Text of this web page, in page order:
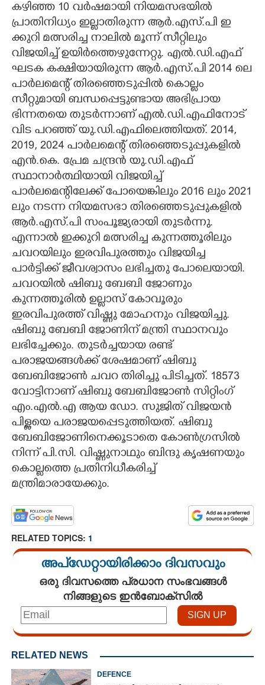
കഴിഞ്ഞ 10 വർഷമായി നിയമസഭയിൽ
പ്രാതിനിധ്യം ഇല്ലാതിരുന്ന ആർ.എസ്.പി ഇ
ക്കുറി മത്സരിച്ച നാലിൽ മൂന്ന് സീറ്റിലും
വിജയിച്ച് ഉയിർത്തെഴുന്നേറ്റു. എൽ.ഡി.എഫ്
ഘടക കക്ഷിയായിരുന്ന ആർ.എസ്.പി 2014 ലെ
പാർലമെന്റ് തിരഞ്ഞെടുപ്പിൽ കൊല്ലം
സീറ്റുമായി ബന്ധപ്പെട്ടുണ്ടായ അഭിപ്രായ
ഭിന്നതയെ തുടർന്നാണ് എൽ.ഡി.എഫിനോട്
വിട പറഞ്ഞ് യു.ഡി.എഫിലെത്തിയത്. 2014,
2019, 2024 പാർലമെന്റ് തിരഞ്ഞെടുപ്പുകളിൽ
എൻ.കെ. പ്രേമ ചന്ദ്രൻ യു.ഡി.എഫ്
സ്ഥാനാർത്ഥിയായി വിജയിച്ച്
പാർലമെന്റിലേക്ക് പോയെങ്കിലും 2016 ലും 2021
ലും നടന്ന നിയമസഭാ തിരഞ്ഞെടുപ്പുകളിൽ
ആർ.എസ്.പി സംപൂജ്യരായി തുടർന്നു.
എന്നാൽ ഇക്കുറി മത്സരിച്ച കുന്നത്തൂരിലും
ചവറയിലും ഇരവിപുരത്തും വിജയിച്ച
പാർട്ടിക്ക് ജീവശ്വാസം ലഭിച്ചതു പോലെയായി.
ചവറയിൽ ഷിബു ബേബി ജോണും
കുന്നത്തൂരിൽ ഉല്ലാസ് കോവൂരും
ഇരവിപുരത്ത് വിഷ്ണു മോഹനും വിജയിച്ചു.
ഷിബു ബേബി ജോണിന് മന്ത്രി സ്ഥാനവും
ലഭിച്ചേക്കും. തുടർച്ചയായ രണ്ട്
പരാജയങ്ങൾക്ക് ശേഷമാണ് ഷിബു
ബേബിജോൺ ചവറ തിരിച്ചു പിടിച്ചത്. 18573
വോട്ടിനാണ് ഷിബു ബേബിജോൺ സിറ്റിംഗ്
എം.എൽ.എ ആയ ഡോ. സുജിത് വിജയൻ
പിള്ളയെ പരാജയപ്പെടുത്തിയത്. ഷിബു
ബേബിജോണിനെക്കൂടാതെ കോൺഗ്രസിൽ
നിന്ന് പി.സി. വിഷ്ണുനാഥും ബിന്ദു കൃഷണയും
കൊല്ലത്തെ പ്രതിനിധീകരിച്ച്
മന്ത്രിമാരായേക്കും.
RELATED TOPICS: 1
അപ്ഡേറ്റായിരിക്കാം ദിവസവും
ഒരു ദിവസത്തെ പ്രധാന സംഭവങ്ങൾ
നിങ്ങളുടെ ഇൻബോക്സിൽ
RELATED NEWS
DEFENCE
Share this link